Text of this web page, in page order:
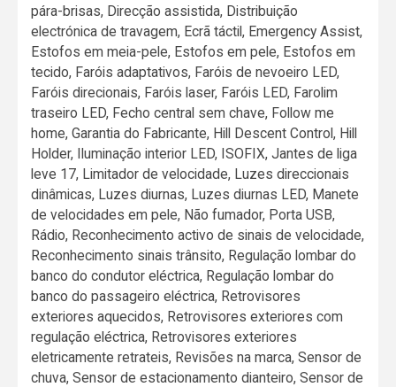
pára-brisas, Direcção assistida, Distribuição
electrónica de travagem, Ecrã táctil, Emergency Assist,
Estofos em meia-pele, Estofos em pele, Estofos em
tecido, Faróis adaptativos, Faróis de nevoeiro LED,
Faróis direcionais, Faróis laser, Faróis LED, Farolim
traseiro LED, Fecho central sem chave, Follow me
home, Garantia do Fabricante, Hill Descent Control, Hill
Holder, Iluminação interior LED, ISOFIX, Jantes de liga
leve 17, Limitador de velocidade, Luzes direccionais
dinâmicas, Luzes diurnas, Luzes diurnas LED, Manete
de velocidades em pele, Não fumador, Porta USB,
Rádio, Reconhecimento activo de sinais de velocidade,
Reconhecimento sinais trânsito, Regulação lombar do
banco do condutor eléctrica, Regulação lombar do
banco do passageiro eléctrica, Retrovisores
exteriores aquecidos, Retrovisores exteriores com
regulação eléctrica, Retrovisores exteriores
eletricamente retrateis, Revisões na marca, Sensor de
chuva, Sensor de estacionamento dianteiro, Sensor de